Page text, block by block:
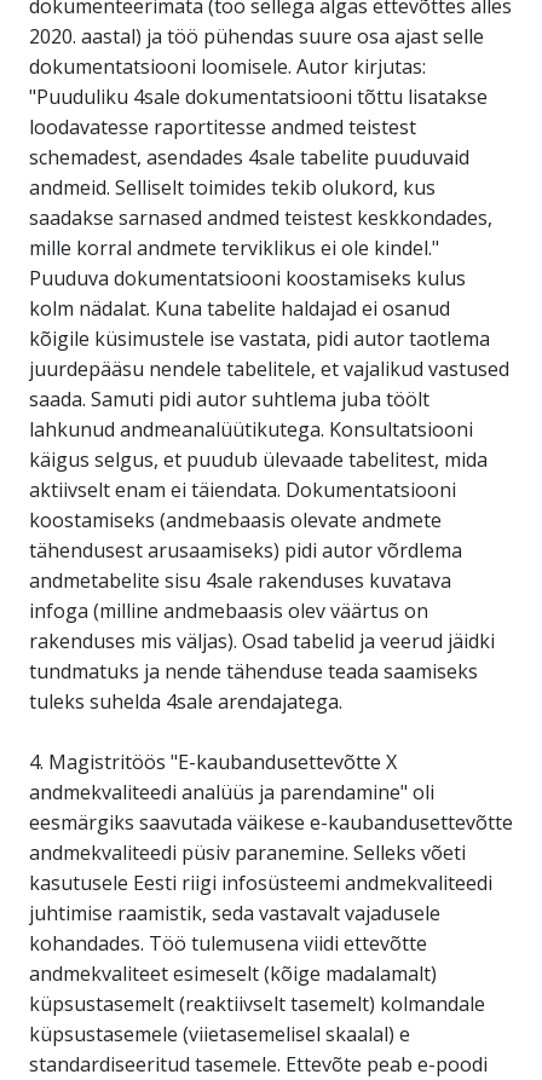
dokumenteerimata (töö sellega algas ettevõttes alles
2020. aastal) ja töö pühendas suure osa ajast selle
dokumentatsiooni loomisele. Autor kirjutas:
"Puuduliku 4sale dokumentatsiooni tõttu lisatakse
loodavatesse raportitesse andmed teistest
schemadest, asendades 4sale tabelite puuduvaid
andmeid. Selliselt toimides tekib olukord, kus
saadakse sarnased andmed teistest keskkondades,
mille korral andmete terviklikus ei ole kindel."
Puuduva dokumentatsiooni koostamiseks kulus
kolm nädalat. Kuna tabelite haldajad ei osanud
kõigile küsimustele ise vastata, pidi autor taotlema
juurdepääsu nendele tabelitele, et vajalikud vastused
saada. Samuti pidi autor suhtlema juba töölt
lahkunud andmeanalüütikutega. Konsultatsiooni
käigus selgus, et puudub ülevaade tabelitest, mida
aktiivselt enam ei täiendata. Dokumentatsiooni
koostamiseks (andmebaasis olevate andmete
tähendusest arusaamiseks) pidi autor võrdlema
andmetabelite sisu 4sale rakenduses kuvatava
infoga (milline andmebaasis olev väärtus on
rakenduses mis väljas). Osad tabelid ja veerud jäidki
tundmatuks ja nende tähenduse teada saamiseks
tuleks suhelda 4sale arendajatega.
4. Magistritöös "E-kaubandusettevõtte X
andmekvaliteedi analüüs ja parendamine" oli
eesmärgiks saavutada väikese e-kaubandusettevõtte
andmekvaliteedi püsiv paranemine. Selleks võeti
kasutusele Eesti riigi infosüsteemi andmekvaliteedi
juhtimise raamistik, seda vastavalt vajadusele
kohandades. Töö tulemusena viidi ettevõtte
andmekvaliteet esimeselt (kõige madalamalt)
küpsustasemelt (reaktiivselt tasemelt) kolmandale
küpsustasemele (viietasemelisel skaalal) e
standardiseeritud tasemele. Ettevõte peab e-poodi